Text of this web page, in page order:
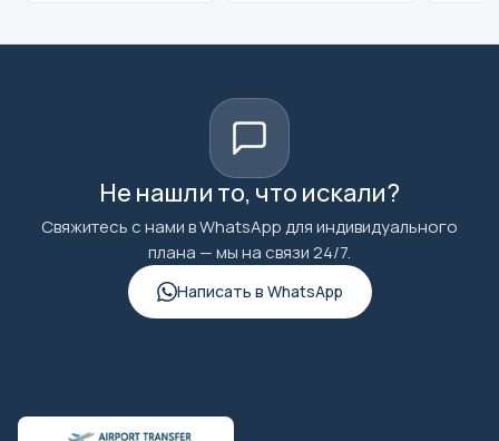
Не нашли то, что искали?
Свяжитесь с нами в WhatsApp для индивидуального
плана — мы на связи 24/7.
Написать в WhatsApp